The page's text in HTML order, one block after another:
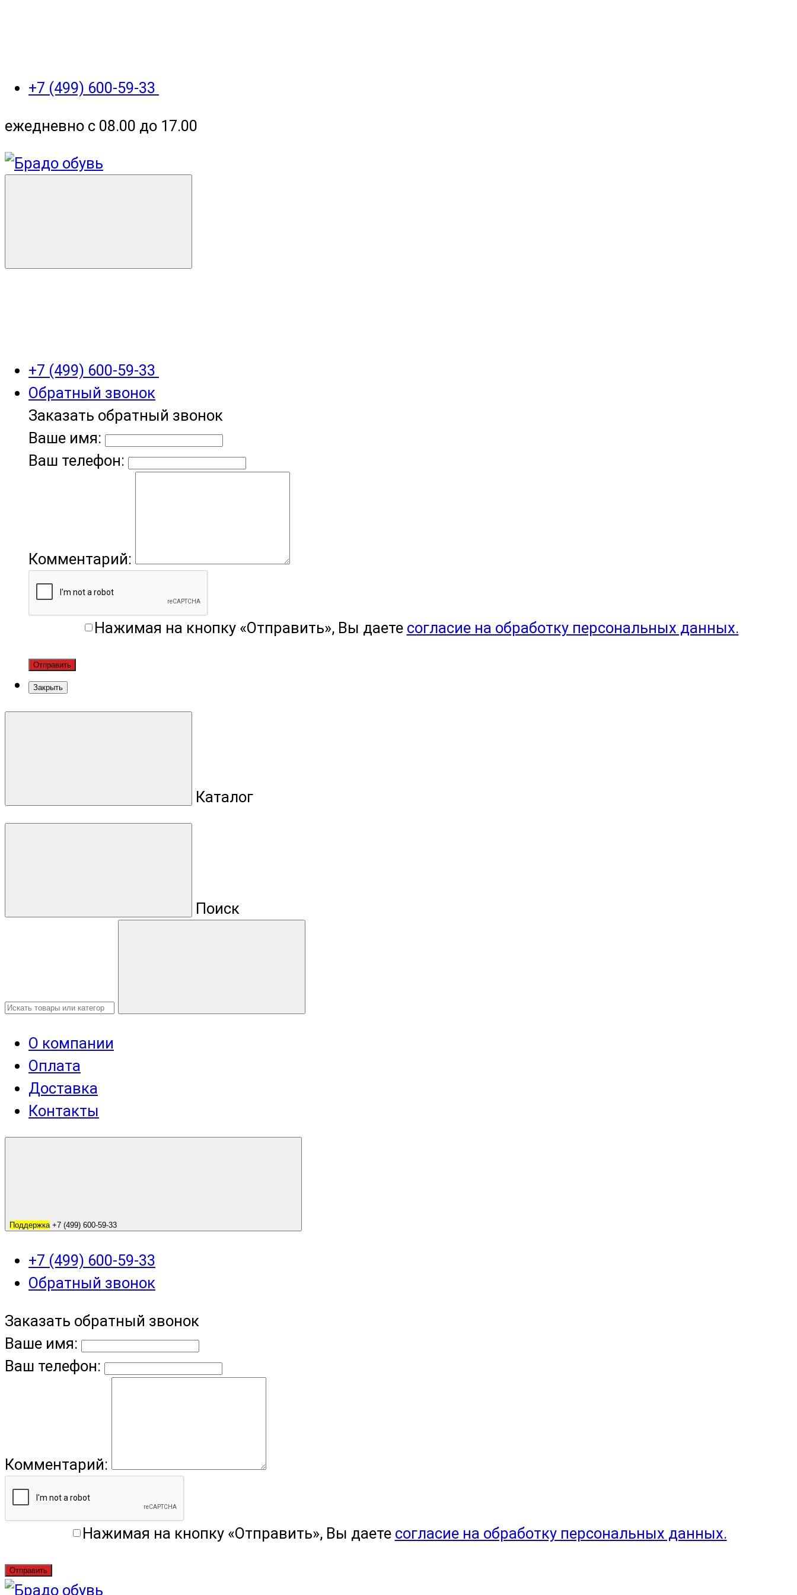
+7 (499) 600-59-33
ежедневно с 08.00 до 17.00
+7 (499) 600-59-33
Обратный звонок
Заказать обратный звонок
Ваше имя:
Ваш телефон:
Комментарий:
Нажимая на кнопку «Отправить», Вы даете согласие на обработку персональных данных.
Отправить
Закрыть
Каталог
Поиск
О компании
Оплата
Доставка
Контакты
Поддержка+7 (499) 600-59-33
+7 (499) 600-59-33
Обратный звонок
Заказать обратный звонок
Ваше имя:
Ваш телефон:
Комментарий:
Нажимая на кнопку «Отправить», Вы даете согласие на обработку персональных данных.
Отправить